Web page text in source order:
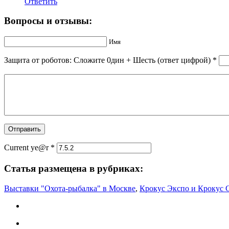
Вопросы и отзывы:
Имя
Защита от роботов: Сложите 0дин + Шecть (ответ цифрой) *
Current ye@r *
Статья размещена в рубриках:
Выставки "Охота-рыбалка" в Москве, Крокус Экспо и Крокус